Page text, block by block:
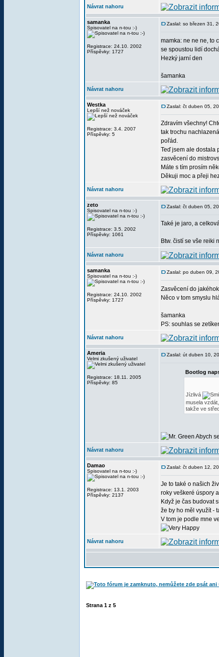
Návrat nahoru
samanka
Spisovatel na n-tou :-)
Registrace: 24.10. 2002
Příspěvky: 1727
Zaslal: so březen 31,
mamka: ne ne ne, to
se spoustou lidí
Hezký jarní den
šamanka
Návrat nahoru
Westka
Lepší než nováček
Registrace: 3.4. 2007
Příspěvky: 5
Zaslal: čt duben 05,
Zdravím všechny!
tak trochu
pořád.
Teď jsem ale dostala
zasvěcení do
Máte s tím prosím
Děkuji moc a přeji
Návrat nahoru
zeto
Spisovatel na n-tou :-)
Registrace: 3.5. 2002
Příspěvky: 1061
Zaslal: čt duben 05,
Také je jaro, a
Btw. čistí se vše reiki
Návrat nahoru
samanka
Spisovatel na n-tou :-)
Registrace: 24.10. 2002
Příspěvky: 1727
Zaslal: po duben 09,
Zasvěcení do
Něco v tom smyslu
šamanka
PS: souhlas se
Návrat nahoru
Ameria
Velmi zkušený uživatel
Registrace: 18.11. 2005
Příspěvky: 85
Zaslal: út duben 10,
Bootlog
Jízlivá
musela
takže ve
Abych
Návrat nahoru
Damao
Spisovatel na n-tou :-)
Registrace: 13.1. 2003
Příspěvky: 2137
Zaslal: čt duben 12,
Je to také o našich
roky veškeré úspory
Když je čas budovat
že by ho měl využít -
V tom je podle mne
Návrat nahoru
Strana 1 z 5